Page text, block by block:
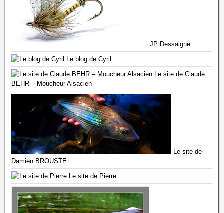
JP Dessaigne
Le blog de Cyril
Le site de Claude
BEHR – Moucheur Alsacien
Le site de
Damien BROUSTE
Le site de Pierre